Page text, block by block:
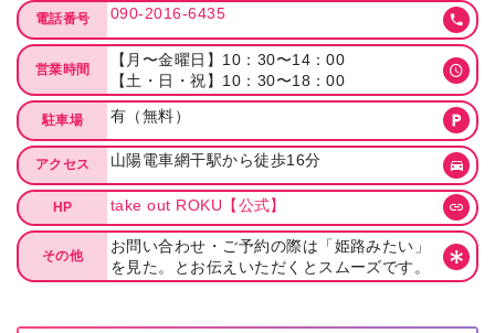
電話番号 090-2016-6435
営業時間
【月〜金曜日】10：30〜14：00
【土・日・祝】10：30〜18：00
駐車場 有（無料）
アクセス 山陽電車網干駅から徒歩16分
HP take out ROKU【公式】
その他
お問い合わせ・ご予約の際は「姫路みたい」
を見た。とお伝えいただくとスムーズです。